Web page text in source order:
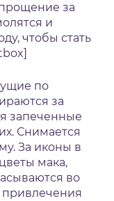
за
и
чтобы стать
по
за
запеченные
Снимается
За иконы в
мака,
во
привлечения